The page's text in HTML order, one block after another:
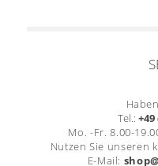
Tel.: +49
Mo. -Fr. 8.00-
Nutzen Sie unseren
E-Mail: